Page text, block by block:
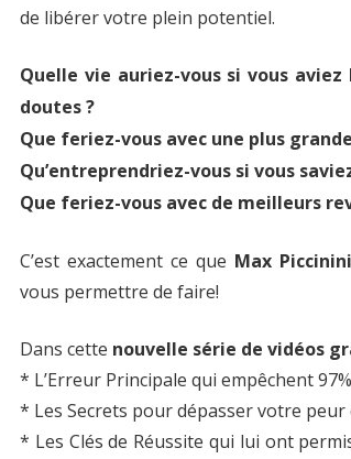
de libérer votre plein potentiel.
Quelle vie auriez-vous si vous
doutes ?
Que feriez-vous avec une plus
Qu’entreprendriez-vous si vous
Que feriez-vous avec de meilleurs
C’est exactement ce que Max Piccinini
vous permettre de faire!
Dans cette nouvelle série de vidéos
* L’Erreur Principale qui empêchent
* Les Secrets pour dépasser votre peur
* Les Clés de Réussite qui lui ont